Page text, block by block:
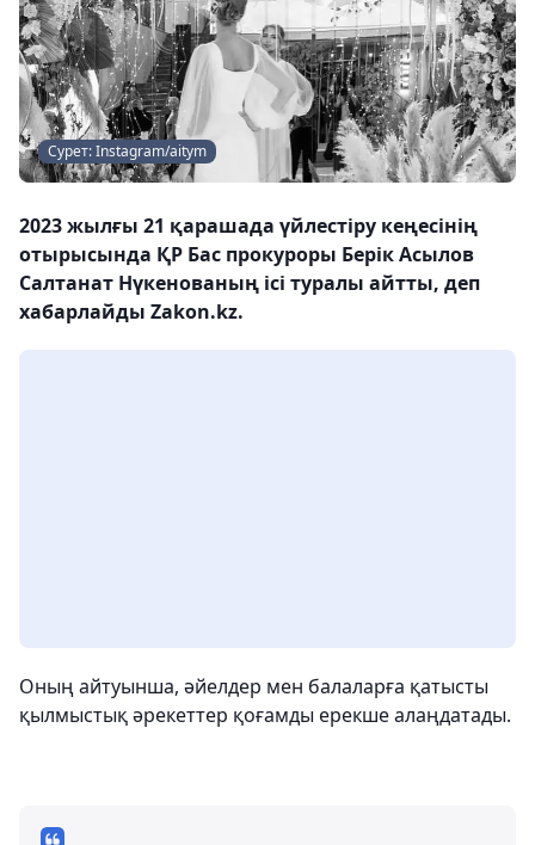
Сурет: Instagram/aitym
2023 жылғы 21 қарашада үйлестіру кеңесінің
отырысында ҚР Бас прокуроры Берік Асылов
Салтанат Нүкенованың ісі туралы айтты, деп
хабарлайды Zakon.kz.
Оның айтуынша, әйелдер мен балаларға қатысты
қылмыстық әрекеттер қоғамды ерекше алаңдатады.